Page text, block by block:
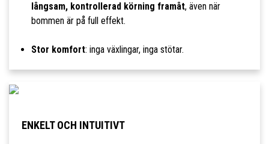
långsam, kontrollerad körning framåt, även när
bommen är på full effekt.
Stor komfort: inga växlingar, inga stötar.
ENKELT OCH INTUITIVT